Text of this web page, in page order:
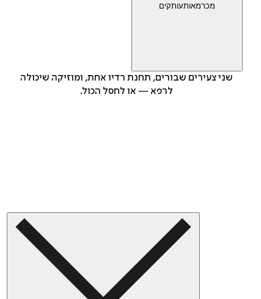
מכרמאותעותקים
שני צעירים שבורים, תחנת רדיו אחת, ומוזיקה שיכולה
לרפא — או לחסל הכול.